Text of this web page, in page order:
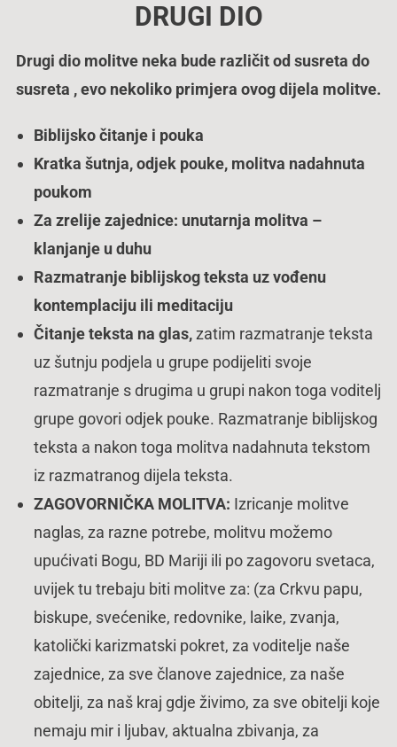
DRUGI DIO
Drugi dio molitve neka bude različit od susreta do
susreta , evo nekoliko primjera ovog dijela molitve.
Biblijsko čitanje i pouka
Kratka šutnja, odjek pouke, molitva nadahnuta
poukom
Za zrelije zajednice: unutarnja molitva –
klanjanje u duhu
Razmatranje biblijskog teksta uz vođenu
kontemplaciju ili meditaciju
Čitanje teksta na glas,zatim razmatranje teksta
uz šutnju podjela u grupe podijeliti svoje
razmatranje s drugima u grupi nakon toga voditelj
grupe govori odjek pouke. Razmatranje biblijskog
teksta a nakon toga molitva nadahnuta tekstom
iz razmatranog dijela teksta.
ZAGOVORNIČKA MOLITVA: Izricanje molitve
naglas, za razne potrebe, molitvu možemo
upućivati Bogu, BD Mariji ili po zagovoru svetaca,
uvijek tu trebaju biti molitve za: (za Crkvu papu,
biskupe, svećenike, redovnike, laike, zvanja,
katolički karizmatski pokret, za voditelje naše
zajednice, za sve članove zajednice, za naše
obitelji, za naš kraj gdje živimo, za sve obitelji koje
nemaju mir i ljubav, aktualna zbivanja, za